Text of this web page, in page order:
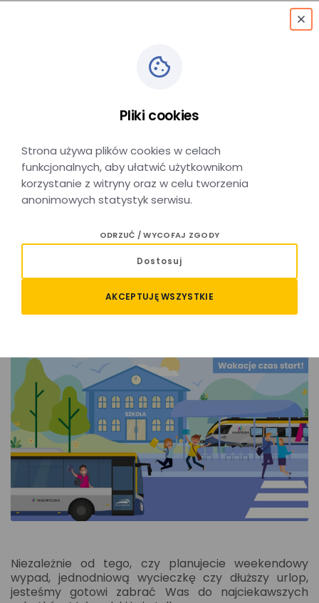
Wakacje czas start!
Uczniowie odebrali świadectwa, studenci powoli
zamykają sesję, a przed nami dwa miesiące pełne
wycieczek, odkrywania nowych miejsc i letnich
przygód.
Niezależnie od tego, czy planujecie weekendowy
wypad, jednodniową wycieczkę czy dłuższy urlop,
jesteśmy gotowi zabrać Was do najciekawszych
Pliki cookies
Strona używa plików cookies w celach
funkcjonalnych, aby ułatwić użytkownikom
korzystanie z witryny oraz w celu tworzenia
anonimowych statystyk serwisu.
ODRZUĆ / WYCOFAJ ZGODY
Dostosuj
AKCEPTUJĘ WSZYSTKIE